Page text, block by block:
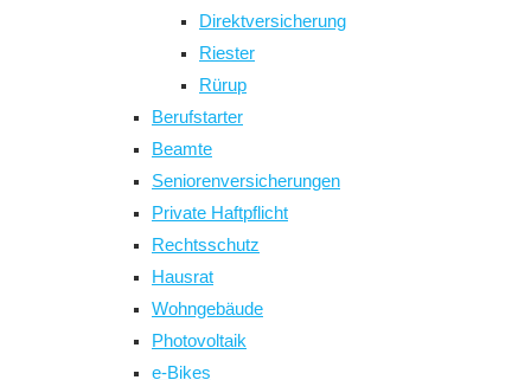
Direktversicherung
Riester
Rürup
Berufstarter
Beamte
Seniorenversicherungen
Private Haftpflicht
Rechtsschutz
Hausrat
Wohngebäude
Photovoltaik
e-Bikes